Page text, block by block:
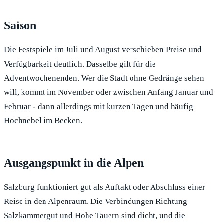
Saison
Die Festspiele im Juli und August verschieben Preise und
Verfügbarkeit deutlich. Dasselbe gilt für die
Adventwochenenden. Wer die Stadt ohne Gedränge sehen
will, kommt im November oder zwischen Anfang Januar und
Februar - dann allerdings mit kurzen Tagen und häufig
Hochnebel im Becken.
Ausgangspunkt in die Alpen
Salzburg funktioniert gut als Auftakt oder Abschluss einer
Reise in den Alpenraum. Die Verbindungen Richtung
Salzkammergut und Hohe Tauern sind dicht, und die